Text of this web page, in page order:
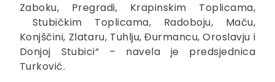
Zaboku, Pregradi, Krapinskim Toplicama,
Stubičkim Toplicama, Radoboju, Maču,
Konjščini, Zlataru, Tuhlju, Đurmancu, Oroslavju i
Donjoj Stubici“ – navela je predsjednica
Turković.